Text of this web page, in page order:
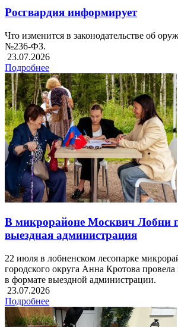
Росгвардия информирует
Что изменится в законодательстве об
№236-ФЗ.
23.07.2026
Подробнее
В микрорайоне Москвич Лобни
выездная администрация
22 июля в лобненском лесопарке
городского округа Анна Кротова
в формате выездной администрации.
23.07.2026
Подробнее